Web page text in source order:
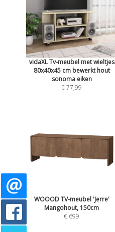
vidaXL Tv-meubel met wieltjes
80x40x45 cm bewerkt hout
sonoma eiken
€ 77,99
WOOOD TV-meubel 'Jerre'
Mangohout, 150cm
€ 699